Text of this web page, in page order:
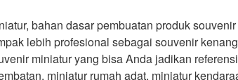
bahan dasar pembuatan produk
lebih profesional sebagai souvenir
miniatur yang bisa Anda jadikan
miniatur rumah adat, miniatur